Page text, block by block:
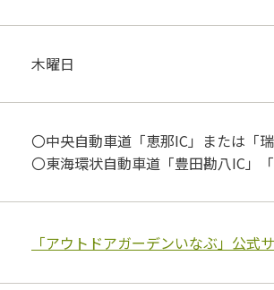
木曜日
〇中央自動車道「恵那IC」または「
〇東海環状自動車道「豊田勘八IC」
「アウトドアガーデンいなぶ」公